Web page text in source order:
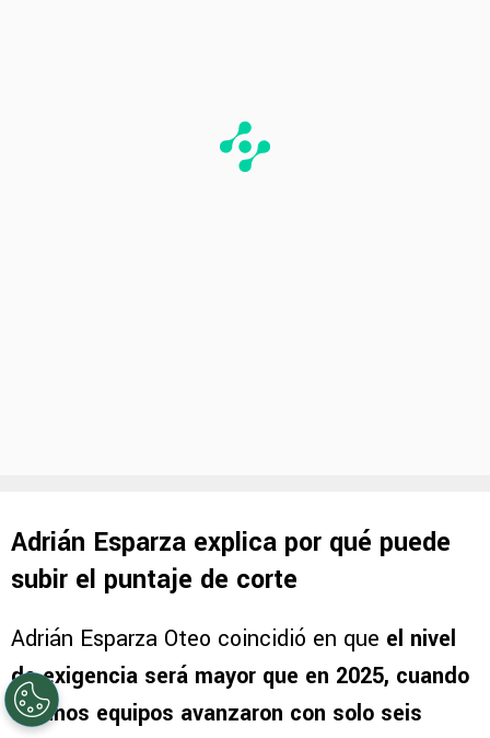
Adrián Esparza explica por qué puede
subir el puntaje de corte
Adrián Esparza Oteo coincidió en que el nivel
de exigencia será mayor que en 2025, cuando
algunos equipos avanzaron con solo seis